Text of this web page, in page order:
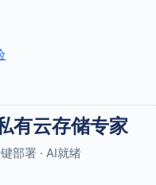
有云存储专家
部署 · AI就绪